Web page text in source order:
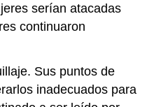
serían atacadas
continuaron
Sus puntos de
inadecuados para